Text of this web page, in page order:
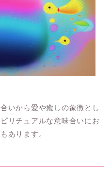
いから愛や癒しの象徴とし
リチュアルな意味合いにお
あります。